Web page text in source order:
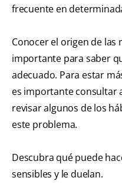
frecuente en
Conocer el origen de las
importante para saber
adecuado. Para estar
es importante consultar
revisar algunos de los
este problema.
Descubra qué puede
sensibles y le duelan.